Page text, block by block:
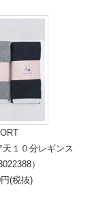
(税抜)
１０分レギンス
）
(税抜)